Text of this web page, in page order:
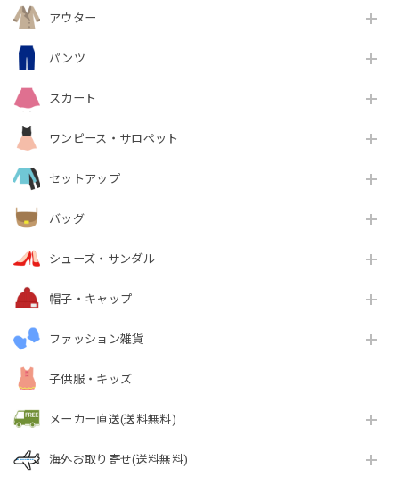
アウター
パンツ
スカート
ワンピース・サロペット
セットアップ
バッグ
シューズ・サンダル
帽子・キャップ
ファッション雑貨
子供服・キッズ
メーカー直送(送料無料)
海外お取り寄せ(送料無料)